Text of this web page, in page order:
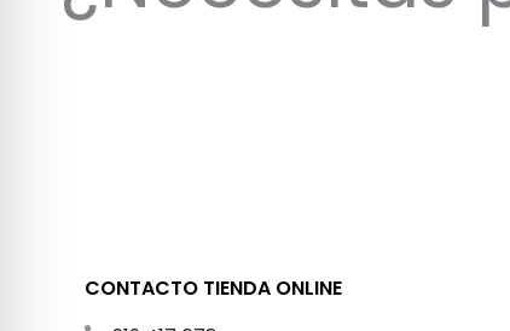
CONTACTO TIENDA ONLINE